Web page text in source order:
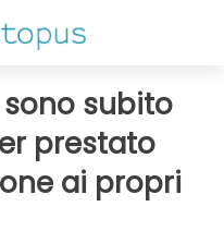
sono subito
prestato
ai propri